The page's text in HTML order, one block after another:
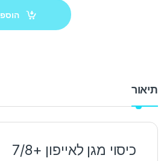
תיאור
כיסוי מגן לאייפון +7/8